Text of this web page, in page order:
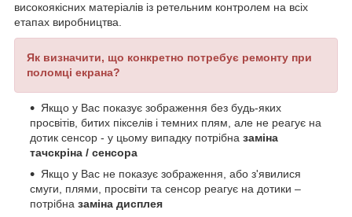
високоякісних матеріалів із ретельним контролем на всіх
етапах виробництва.
Як визначити, що конкретно потребує ремонту при
поломці екрана?
Якщо у Вас показує зображення без будь-яких
просвітів, битих пікселів і темних плям, але не реагує на
дотик сенсор - у цьому випадку потрібна заміна
тачскріна / сенсора
Якщо у Вас не показує зображення, або з'явилися
смуги, плями, просвіти та сенсор реагує на дотики –
потрібна заміна дисплея